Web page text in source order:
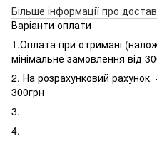
Більше інформації про
Варіанти оплати
1.Оплата при отримані
мінімальне замовлення від
2. На розрахунковий рахунок
300грн
3.
4.